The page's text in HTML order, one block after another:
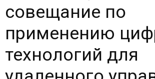
совещание по
применению
технологий для